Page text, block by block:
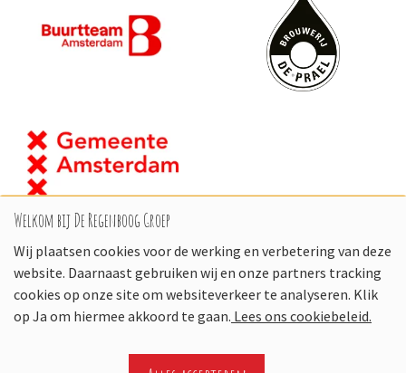
Welkom bij De Regenboog Groep
Wij plaatsen cookies voor de werking en verbetering van deze
website. Daarnaast gebruiken wij en onze partners tracking
cookies op onze site om websiteverkeer te analyseren. Klik
op Ja om hiermee akkoord te gaan. Lees ons cookiebeleid.